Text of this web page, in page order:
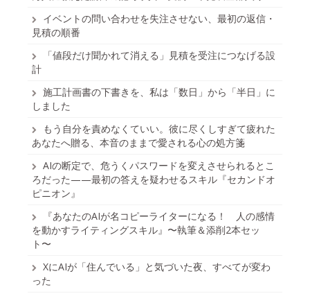
イベントの問い合わせを失注させない、最初の返信・
見積の順番
「値段だけ聞かれて消える」見積を受注につなげる設
計
施工計画書の下書きを、私は「数日」から「半日」に
しました
もう自分を責めなくていい。彼に尽くしすぎて疲れた
あなたへ贈る、本音のままで愛される心の処方箋
AIの断定で、危うくパスワードを変えさせられるとこ
ろだった——最初の答えを疑わせるスキル『セカンドオ
ピニオン』
『あなたのAIが名コピーライターになる！ 人の感情
を動かすライティングスキル』〜執筆＆添削2本セッ
ト〜
XにAIが「住んでいる」と気づいた夜、すべてが変わ
った